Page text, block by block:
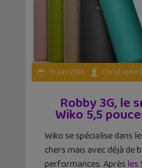
19 juin 2016 Christophe
Robby 3G, le
Wiko 5,5
Wiko se spécialise dans
chers mais avec déjà de
performances. Après les